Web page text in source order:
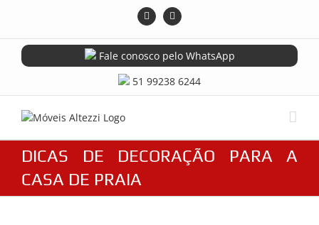
content
InstagramFacebook
Fale conosco pelo WhatsApp
51 99238 6244
DICAS DE DECORAÇÃO PARA A
CASA DE PRAIA